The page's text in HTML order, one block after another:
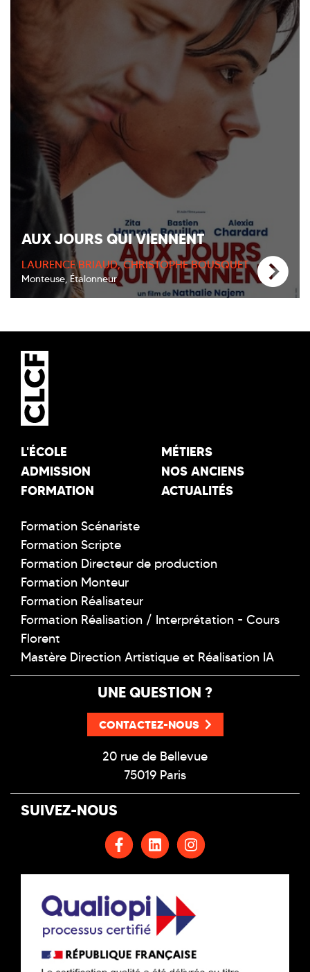
AUX JOURS QUI VIENNENT
LAURENCE BRIAUD, CHRISTOPHE BOUSQUET
Monteuse, Étalonneur
L'ÉCOLE
ADMISSION
FORMATION
MÉTIERS
NOS ANCIENS
ACTUALITÉS
Formation Scénariste
Formation Scripte
Formation Directeur de production
Formation Monteur
Formation Réalisateur
Formation Réalisation / Interprétation - Cours
Florent
Mastère Direction Artistique et Réalisation IA
UNE QUESTION ?
CONTACTEZ-NOUS
20 rue de Bellevue
75019 Paris
SUIVEZ-NOUS